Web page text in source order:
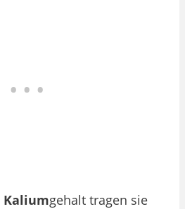
Kaliumgehalt tragen sie